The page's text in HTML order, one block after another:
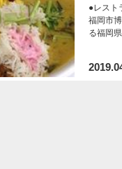
●レスト
福岡市
る福岡